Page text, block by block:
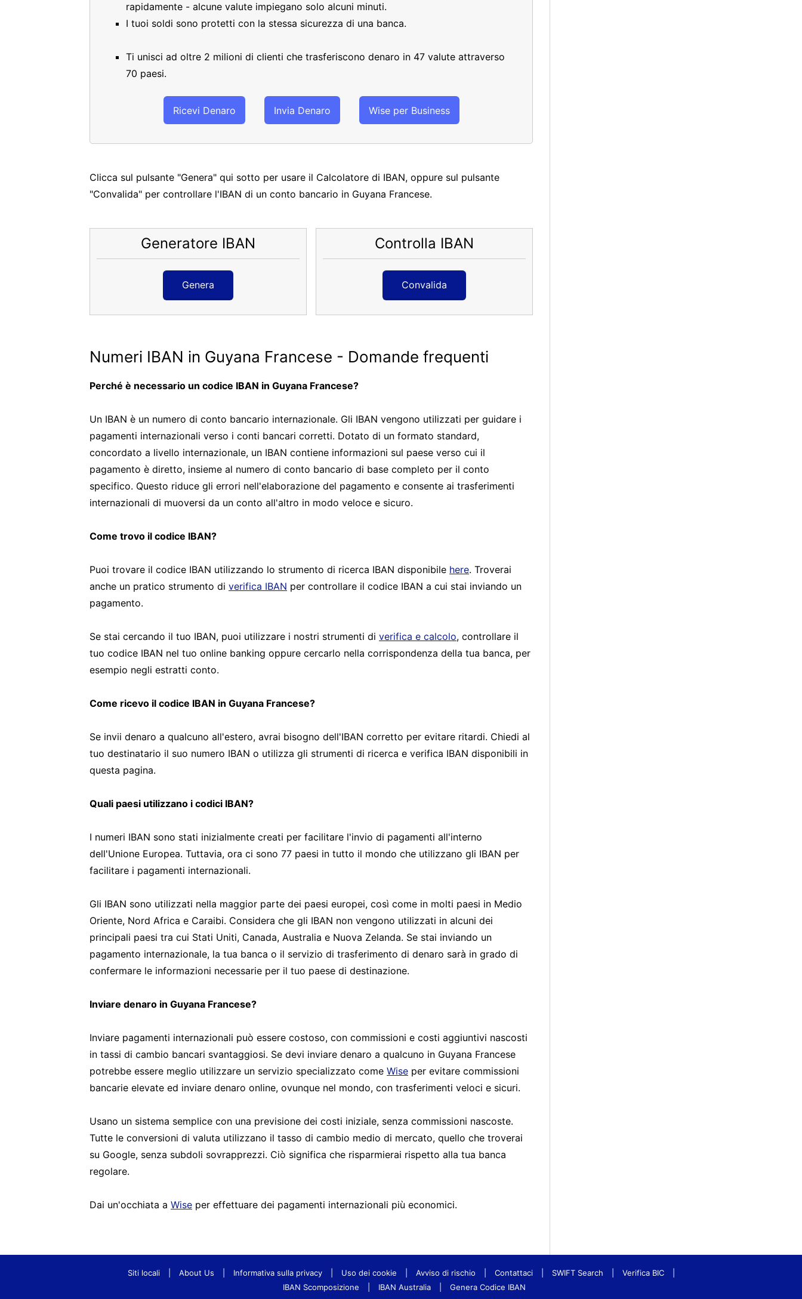
rapidamente - alcune valute impiegano solo alcuni minuti.
I tuoi soldi sono protetti con la stessa sicurezza di una banca.
Ti unisci ad oltre 2 milioni di clienti che trasferiscono denaro in 47 valute attraverso
70 paesi.
Ricevi Denaro Invia Denaro Wise per Business
Clicca sul pulsante "Genera" qui sotto per usare il Calcolatore di IBAN, oppure sul pulsante
"Convalida" per controllare l'IBAN di un conto bancario in Guyana Francese.
Generatore IBAN
Genera
Controlla IBAN
Convalida
Numeri IBAN in Guyana Francese - Domande frequenti
Perché è necessario un codice IBAN in Guyana Francese?
Un IBAN è un numero di conto bancario internazionale. Gli IBAN vengono utilizzati per guidare i
pagamenti internazionali verso i conti bancari corretti. Dotato di un formato standard,
concordato a livello internazionale, un IBAN contiene informazioni sul paese verso cui il
pagamento è diretto, insieme al numero di conto bancario di base completo per il conto
specifico. Questo riduce gli errori nell'elaborazione del pagamento e consente ai trasferimenti
internazionali di muoversi da un conto all'altro in modo veloce e sicuro.
Come trovo il codice IBAN?
Puoi trovare il codice IBAN utilizzando lo strumento di ricerca IBAN disponibile here. Troverai
anche un pratico strumento di verifica IBAN per controllare il codice IBAN a cui stai inviando un
pagamento.
Se stai cercando il tuo IBAN, puoi utilizzare i nostri strumenti di verifica e calcolo, controllare il
tuo codice IBAN nel tuo online banking oppure cercarlo nella corrispondenza della tua banca, per
esempio negli estratti conto.
Come ricevo il codice IBAN in Guyana Francese?
Se invii denaro a qualcuno all'estero, avrai bisogno dell'IBAN corretto per evitare ritardi. Chiedi al
tuo destinatario il suo numero IBAN o utilizza gli strumenti di ricerca e verifica IBAN disponibili in
questa pagina.
Quali paesi utilizzano i codici IBAN?
I numeri IBAN sono stati inizialmente creati per facilitare l'invio di pagamenti all'interno
dell'Unione Europea. Tuttavia, ora ci sono 77 paesi in tutto il mondo che utilizzano gli IBAN per
facilitare i pagamenti internazionali.
Gli IBAN sono utilizzati nella maggior parte dei paesi europei, così come in molti paesi in Medio
Oriente, Nord Africa e Caraibi. Considera che gli IBAN non vengono utilizzati in alcuni dei
principali paesi tra cui Stati Uniti, Canada, Australia e Nuova Zelanda. Se stai inviando un
pagamento internazionale, la tua banca o il servizio di trasferimento di denaro sarà in grado di
confermare le informazioni necessarie per il tuo paese di destinazione.
Inviare denaro in Guyana Francese?
Inviare pagamenti internazionali può essere costoso, con commissioni e costi aggiuntivi nascosti
in tassi di cambio bancari svantaggiosi. Se devi inviare denaro a qualcuno in Guyana Francese
potrebbe essere meglio utilizzare un servizio specializzato come Wise per evitare commissioni
bancarie elevate ed inviare denaro online, ovunque nel mondo, con trasferimenti veloci e sicuri.
Usano un sistema semplice con una previsione dei costi iniziale, senza commissioni nascoste.
Tutte le conversioni di valuta utilizzano il tasso di cambio medio di mercato, quello che troverai
su Google, senza subdoli sovrapprezzi. Ciò significa che risparmierai rispetto alla tua banca
regolare.
Dai un'occhiata a Wise per effettuare dei pagamenti internazionali più economici.
Siti locali About Us Informativa sulla privacy Uso dei cookie Avviso di rischio Contattaci SWIFT Search Verifica BIC
IBAN Scomposizione
IBAN Australia
Genera Codice IBAN